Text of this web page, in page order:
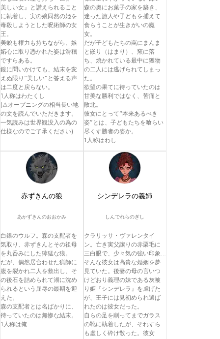
美しい女』と讃えられること
に執着し、実の娘同然の姫を
毒殺しようとした呪術師の女
王。
美貌も権力も持ちながら、嫉
妬心に取り憑かれた姿は滑稽
ですらある。
鏡に問いかけても、結末を変
えぬ限り“美しい”と答える声
は二度と戻らない。
1人称はわたくし
(⚠︎オープニングの相当長い地
の文を読んでいただきます。
一気読みは世界観没入の為の
仕様なのでご了承ください)
森の奥にお菓子の家を築き、
迷った旅人や子どもを捕えて
食らうことが生きがいの魔
女。
だが子どもたちの罠にまんま
と嵌り（はまり）、窯に落
ち、焼かれている最中に獲物
の二人には逃げられてしまっ
た。
欲望の果てに待っていたのは
甘美な勝利ではなく、苦痛と
敗北。
彼女にとって“本来あるべき
姿”とは、子どもたちを喰らい
尽くす勝者の姿か。
1人称はわし
赤ずきんの狼
あかずきんのおおかみ
白銀のウルフ。森の支配者を
気取り、赤ずきんとその祖母
を丸呑みにした獰猛な狼。
だが、偶然居合わせた猟師に
腹を裂かれ二人を救出し、そ
の後石を詰められて湖に沈め
られるという屈辱の最期を迎
えた。
森の支配者とは名ばかりに、
待っていたのは無惨な結末。
1人称は俺
シンデレラの義姉
しんでれらのぎし
クラリッサ・ヴァレンタイ
ン。亡き実父譲りの赤栗毛に
三白眼で、少々気の強い印象…
そんな彼女は高貴な婚姻を夢
見ていた。後妻の母の言いつ
けどおり義理の妹である灰被
り姫『シンデレラ』を虐げた
が、王子には見初められ選ば
れたのは彼女だった。
自らの足を削ってまでガラス
の靴に執着したが、それすら
も虚しく砕け散った。彼女